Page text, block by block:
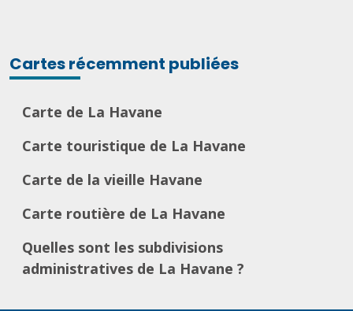
Cartes récemment publiées
Carte de La Havane
Carte touristique de La Havane
Carte de la vieille Havane
Carte routière de La Havane
Quelles sont les subdivisions
administratives de La Havane ?